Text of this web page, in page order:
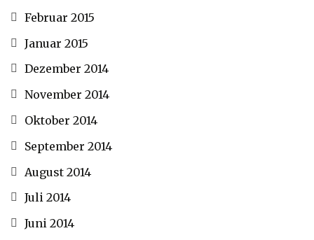
Februar 2015
Januar 2015
Dezember 2014
November 2014
Oktober 2014
September 2014
August 2014
Juli 2014
Juni 2014